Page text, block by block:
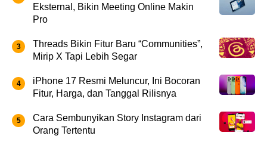
Eksternal, Bikin Meeting Online Makin
Pro
Threads Bikin Fitur Baru “Communities”,
Mirip X Tapi Lebih Segar
iPhone 17 Resmi Meluncur, Ini Bocoran
Fitur, Harga, dan Tanggal Rilisnya
Cara Sembunyikan Story Instagram dari
Orang Tertentu